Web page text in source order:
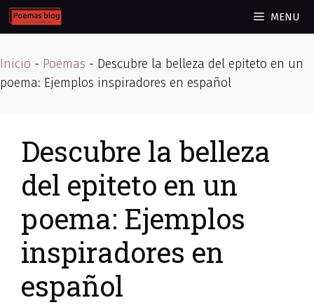
Skip
to
MENU
Inicio - Poemas - Descubre la belleza del epiteto en un
poema: Ejemplos inspiradores en español
Descubre la belleza
del epiteto en un
poema: Ejemplos
inspiradores en
español